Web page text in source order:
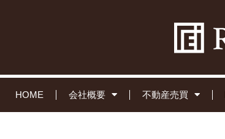
HOME 会社概要 不動産売買